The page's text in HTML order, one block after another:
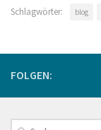
Schlagwörter: blog
FOLGEN:
Suchen